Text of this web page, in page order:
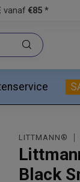
vanaf €85 *
LITTMANN®
Black